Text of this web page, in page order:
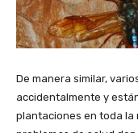
De manera similar,
accidentalmente y
plantaciones en toda la